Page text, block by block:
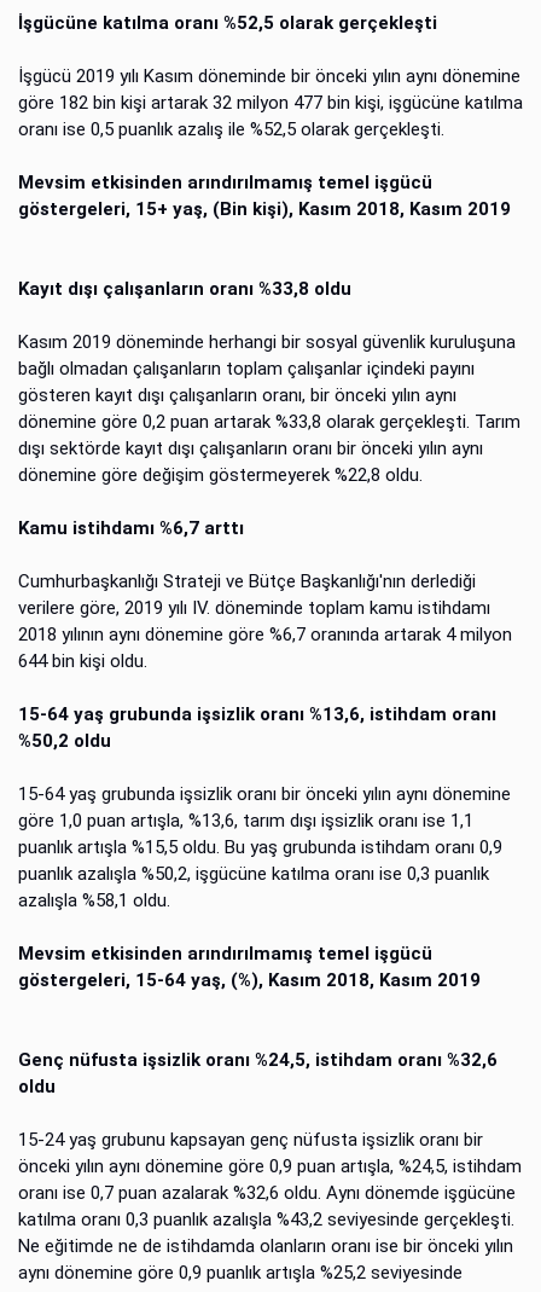
İşgücüne katılma oranı %52,5 olarak gerçekleşti
İşgücü 2019 yılı Kasım döneminde bir önceki yılın aynı dönemine
göre 182 bin kişi artarak 32 milyon 477 bin kişi, işgücüne katılma
oranı ise 0,5 puanlık azalış ile %52,5 olarak gerçekleşti.
Mevsim etkisinden arındırılmamış temel işgücü
göstergeleri, 15+ yaş, (Bin kişi), Kasım 2018, Kasım 2019
Kayıt dışı çalışanların oranı %33,8 oldu
Kasım 2019 döneminde herhangi bir sosyal güvenlik kuruluşuna
bağlı olmadan çalışanların toplam çalışanlar içindeki payını
gösteren kayıt dışı çalışanların oranı, bir önceki yılın aynı
dönemine göre 0,2 puan artarak %33,8 olarak gerçekleşti. Tarım
dışı sektörde kayıt dışı çalışanların oranı bir önceki yılın aynı
dönemine göre değişim göstermeyerek %22,8 oldu.
Kamu istihdamı %6,7 arttı
Cumhurbaşkanlığı Strateji ve Bütçe Başkanlığı'nın derlediği
verilere göre, 2019 yılı IV. döneminde toplam kamu istihdamı
2018 yılının aynı dönemine göre %6,7 oranında artarak 4 milyon
644 bin kişi oldu.
15-64 yaş grubunda işsizlik oranı %13,6, istihdam oranı
%50,2 oldu
15-64 yaş grubunda işsizlik oranı bir önceki yılın aynı dönemine
göre 1,0 puan artışla, %13,6, tarım dışı işsizlik oranı ise 1,1
puanlık artışla %15,5 oldu. Bu yaş grubunda istihdam oranı 0,9
puanlık azalışla %50,2, işgücüne katılma oranı ise 0,3 puanlık
azalışla %58,1 oldu.
Mevsim etkisinden arındırılmamış temel işgücü
göstergeleri, 15-64 yaş, (%), Kasım 2018, Kasım 2019
Genç nüfusta işsizlik oranı %24,5, istihdam oranı %32,6
oldu
15-24 yaş grubunu kapsayan genç nüfusta işsizlik oranı bir
önceki yılın aynı dönemine göre 0,9 puan artışla, %24,5, istihdam
oranı ise 0,7 puan azalarak %32,6 oldu. Aynı dönemde işgücüne
katılma oranı 0,3 puanlık azalışla %43,2 seviyesinde gerçekleşti.
Ne eğitimde ne de istihdamda olanların oranı ise bir önceki yılın
aynı dönemine göre 0,9 puanlık artışla %25,2 seviyesinde